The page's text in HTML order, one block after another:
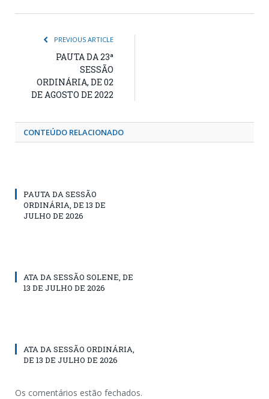
PREVIOUS ARTICLE
PAUTA DA 23ª
SESSÃO
ORDINÁRIA, DE 02
DE AGOSTO DE 2022
CONTEÚDO RELACIONADO
PAUTA DA SESSÃO
ORDINÁRIA, DE 13 DE
JULHO DE 2026
ATA DA SESSÃO SOLENE, DE
13 DE JULHO DE 2026
ATA DA SESSÃO ORDINÁRIA,
DE 13 DE JULHO DE 2026
Os comentários estão fechados.